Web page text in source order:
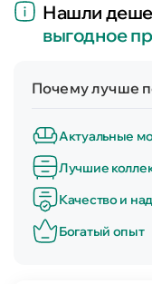
Нашли
выгодное
Почему лучше
Актуальные
Лучшие
Качество и
Богатый опыт